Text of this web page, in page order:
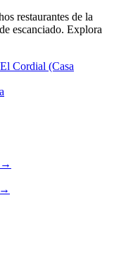
restaurantes de la
escanciado. Explora
El Cordial (Casa
→
→